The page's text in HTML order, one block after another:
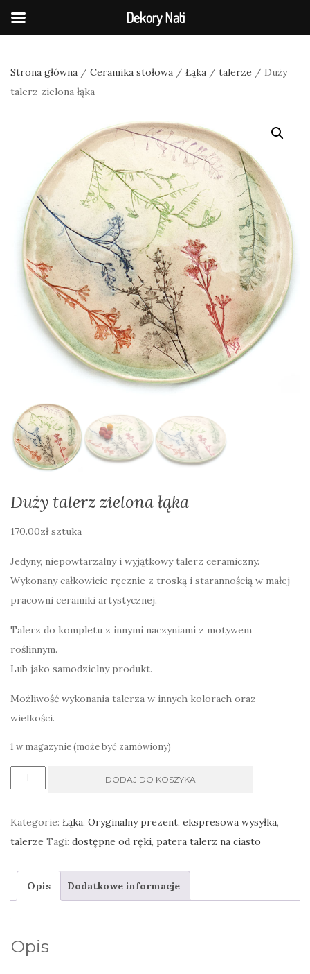
Strona główna / Ceramika stołowa / Łąka / talerze / Duży
talerz zielona łąka
Duży talerz zielona łąka
170.00zł sztuka
Jedyny, niepowtarzalny i wyjątkowy talerz ceramiczny.
Wykonany całkowicie ręcznie z troską i starannością w małej
pracowni ceramiki artystycznej.
Talerz do kompletu z innymi naczyniami z motywem
roślinnym.
Lub jako samodzielny produkt.
Możliwość wykonania talerza w innych kolorach oraz
wielkości.
1 w magazynie (może być zamówiony)
ilość
DODAJ DO KOSZYKA
Kategorie: Łąka, Oryginalny prezent, ekspresowa wysyłka,
talerze Tagi: dostępne od ręki, patera talerz na ciasto
Opis Dodatkowe informacje
Opis
Dekory Nati